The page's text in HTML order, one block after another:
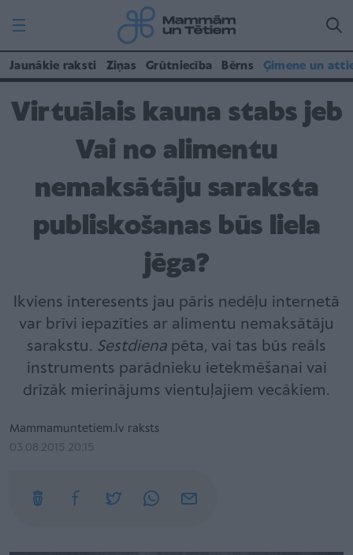
Jaunākie raksti Ziņas Grūtniecība Bērns Ģimene un
Virtuālais kauna stabs jeb
Vai no alimentu
nemaksātāju saraksta
publiskošanas būs liela
jēga?
Ikviens interesents jau pāris nedēļu internetā
var brīvi iepazīties ar alimentu nemaksātāju
sarakstu. Sestdiena pēta, vai tas būs reāls
instruments parādnieku ietekmēšanai vai
drīzāk mierinājums vientuļajiem vecākiem.
Mammamuntetiem.lv raksts
03.08.2015 20:15